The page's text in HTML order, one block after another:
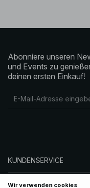
Abonniere unseren
und Events zu
deinen ersten Einkauf!
KUNDENSERVICE
ÜBER NA-KD